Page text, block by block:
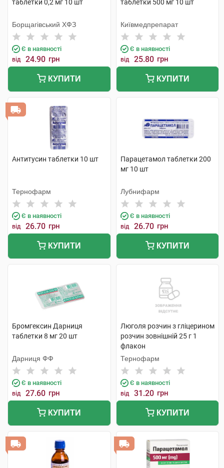
таблетки 0,2 мг 10 шт
Борщагівський ХФЗ
Є в наявності
від 24.90 грн
КУПИТИ
таблетки 500 мг 10 шт
Київмедпрепарат
Є в наявності
від 25.80 грн
КУПИТИ
Антитусин таблетки 10 шт
Тернофарм
Є в наявності
від 26.70 грн
КУПИТИ
Парацетамол таблетки 200
мг 10 шт
Лубнифарм
Є в наявності
від 26.70 грн
КУПИТИ
Бромгексин Дарниця
таблетки 8 мг 20 шт
Дарниця ФФ
Є в наявності
від 27.60 грн
КУПИТИ
Люголя розчин з гліцерином
розчин зовнішній 25 г 1
флакон
Тернофарм
Є в наявності
від 31.20 грн
КУПИТИ